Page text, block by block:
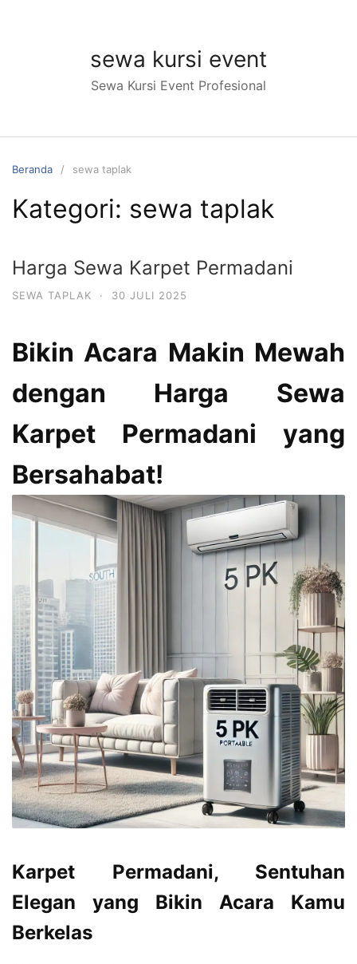
sewa kursi event
Sewa Kursi Event Profesional
Beranda sewa taplak
Kategori: sewa taplak
Harga Sewa Karpet Permadani
SEWA TAPLAK · 30 JULI 2025
Bikin Acara Makin Mewah
dengan Harga Sewa
Karpet Permadani yang
Bersahabat!
Karpet Permadani, Sentuhan
Elegan yang Bikin Acara Kamu
Berkelas